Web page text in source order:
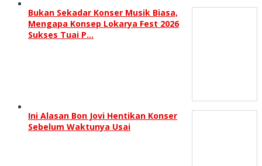
Bukan Sekadar Konser Musik Biasa,
Mengapa Konsep Lokarya Fest 2026
Sukses Tuai P…
Ini Alasan Bon Jovi Hentikan Konser
Sebelum Waktunya Usai